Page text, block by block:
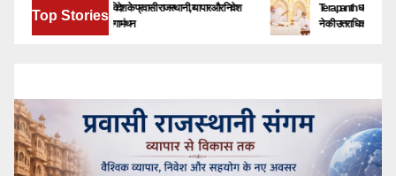
Top Stories
बेंगलूरु में जुटेंगे देश-विदेश के प्रवासी राजस्थानी, व्यापार और निवेश
के नए अवसरों पर होगा मंथन
Terapanth धर्मसंघ को मिला नया
ने की उत्तराधिकारी की घोषणा